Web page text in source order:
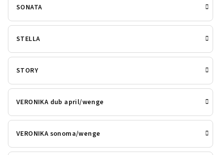
SONATA
STELLA
STORY
VERONIKA dub april/wenge
VERONIKA sonoma/wenge